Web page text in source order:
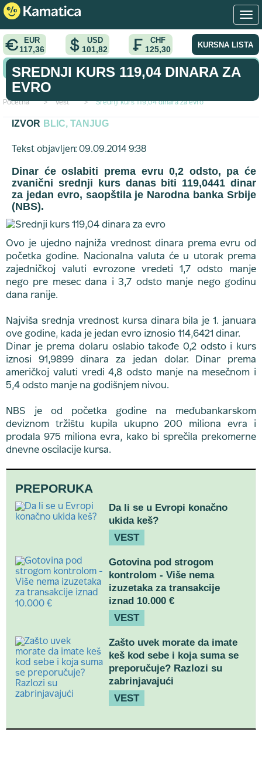
EUR
117,36
USD
101,82
CHF
125,30 KURSNA LISTA
KONVERTOR VALUTA
Početna > vest > Srednji kurs 119,04 dinara za evro
SREDNJI KURS 119,04 DINARA ZA
EVRO
IZVOR BLIC, TANJUG
Tekst objavljen: 09.09.2014 9:38
Dinar će oslabiti prema evru 0,2 odsto, pa će
zvanični srednji kurs danas biti 119,0441 dinar
za jedan evro, saopštila je Narodna banka Srbije
(NBS).
Ovo je ujedno najniža vrednost dinara prema evru od
početka godine. Nacionalna valuta će u utorak prema
zajedničkoj valuti evrozone vredeti 1,7 odsto manje
nego pre mesec dana i 3,7 odsto manje nego godinu
dana ranije.
Najviša srednja vrednost kursa dinara bila je 1. januara
ove godine, kada je jedan evro iznosio 114,6421 dinar.
Dinar je prema dolaru oslabio takođe 0,2 odsto i kurs
iznosi 91,9899 dinara za jedan dolar. Dinar prema
američkoj valuti vredi 4,8 odsto manje na mesečnom i
5,4 odsto manje na godišnjem nivou.
NBS je od početka godine na međubankarskom
deviznom tržištu kupila ukupno 200 miliona evra i
prodala 975 miliona evra, kako bi sprečila prekomerne
dnevne oscilacije kursa.
PREPORUKA
Da li se u Evropi konačno
ukida keš?
VEST
Gotovina pod strogom
kontrolom - Više nema
izuzetaka za transakcije
iznad 10.000 €
VEST
Zašto uvek morate da imate
keš kod sebe i koja suma se
preporučuje? Razlozi su
zabrinjavajući
VEST